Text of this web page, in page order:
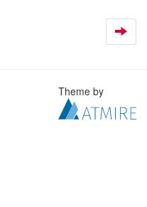
Theme by